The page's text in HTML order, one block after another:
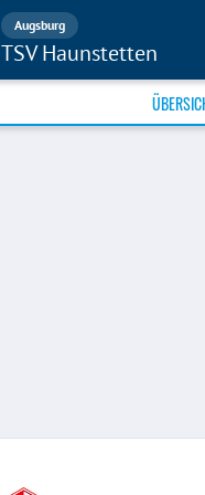
Augsburg
TSV Haunstetten